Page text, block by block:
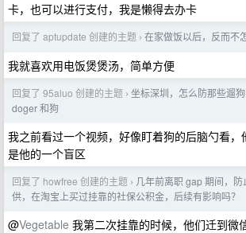
卡，也可以进行支付，我是懒得去办卡
回复了 aptupdate 创建的主题 › 在家做饭以后，反而不
我就喜欢用电饭煲煲汤，简单方便
回复了 95aluo 创建的主题 › 坐标深圳，怎么防那些遛
doger 和狗
我之前看过一个视频，好像盯着狗的后脑勺看
是他的一个盲区
回复了 howfree 创建的主题 › 几年前离职 gap 期间，
供，在淘宝上买过挂靠的社保公积金，后续有影响吗？
@Vegetable 我第二次挂靠的时候，他们迁到微